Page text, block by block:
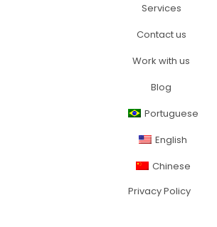
Services
Contact us
Work with us
Blog
Portuguese
English
Chinese
Privacy Policy